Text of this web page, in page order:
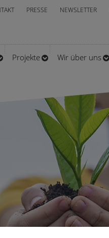
PRESSE NEWSLETTER
Projekte Wir über uns